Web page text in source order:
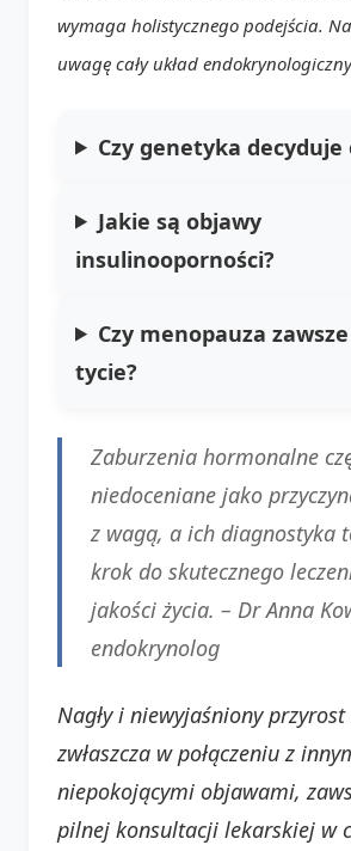
wymaga holistycznego podejścia.
uwagę cały układ
Czy genetyka decyduje
Jakie są objawy
insulinooporności?
Czy menopauza
tycie?
Zaburzenia hormonalne
niedoceniane jako
z wagą, a ich diagnostyka
krok do skutecznego
jakości życia. – Dr Anna
endokrynolog
Nagły i niewyjaśniony przyrost
zwłaszcza w połączeniu z
niepokojącymi objawami,
pilnej konsultacji lekarskiej w